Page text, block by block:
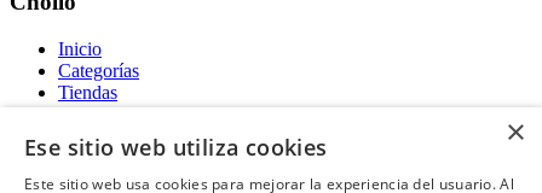
Inicio
Categorías
Tiendas
Gratis
Acerca de
×
Ese sitio web utiliza cookies
Este sitio web usa cookies para mejorar la experiencia del usuario. Al